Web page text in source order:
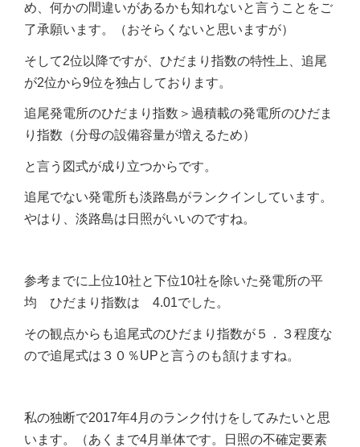
め、何かの間違いがあるかも知れないと言うことをご
了承願います。（おそらくないと思いますが）
そして2位以降ですが、ひだまり指数の特性上、追尾
が2位から9位を独占しております。
追尾発電所のひだまり指数＞過積載の発電所のひだま
り指数（分母の設備容量が増えるため）
と言う図式が成り立つからです。
追尾でない発電所も淡路島がランクインしています。
やはり、淡路島は日照がいいのですね。
参考までに上位10社と下位10社を除いた発電所の平
均 ひだまり指数は 4.01でした。
その観点からも追尾式のひだまり指数が５．３程度な
ので追尾式は３０％UPと言うのも頷けますね。
私の独断で2017年4月のランク付けをしてみたいと思
います。（あくまで4月単体です。日照の不確定要素